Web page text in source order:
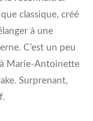
classique, créé
à une
C’est un peu
Marie-Antoinette
Surprenant,